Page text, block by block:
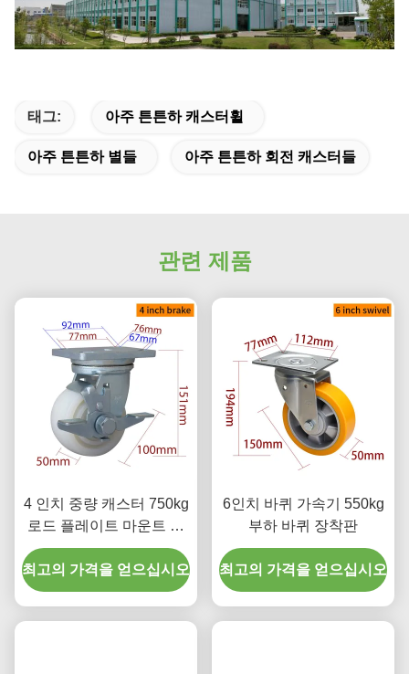
태그: 아주 튼튼하 캐스터휠
아주 튼튼하 별들 아주 튼튼하 회전 캐스터들
관련 제품
4 인치 중량 캐스터 750kg
로드 플레이트 마운트 캐
스터 바퀴 784-26
최고의 가격을 얻으십시오
6인치 바퀴 가속기 550kg
부하 바퀴 장착판
최고의 가격을 얻으십시오